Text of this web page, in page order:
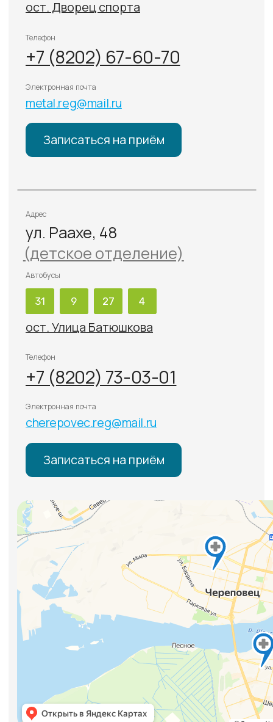
Цены
Оборудование
Интравитреальные инъекции
Отзывы
Детское отделение
Пресс-центр
О КЛИНИКЕ
Политика обработки
Политика конфиденциальности
Информация для пациентов
Типовые формы договоров
ДОКУМЕНТЫ
Лицензия
Внимание: весь контент, изложенный на этом сайте,
носит исключительно информационный характер
офертой. Точную информацию по стоимости услуг
уточняйте по телефону у консультантов.
Имеются противопоказания. Необходима
консультация специалиста
Иные медицинские услуги
Премиум услуги